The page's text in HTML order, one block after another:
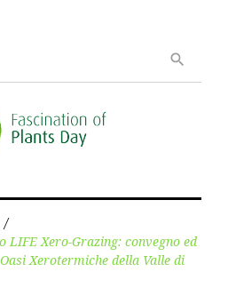
search
/
LIFE Xero-Grazing: convegno ed
Xerotermiche della Valle di